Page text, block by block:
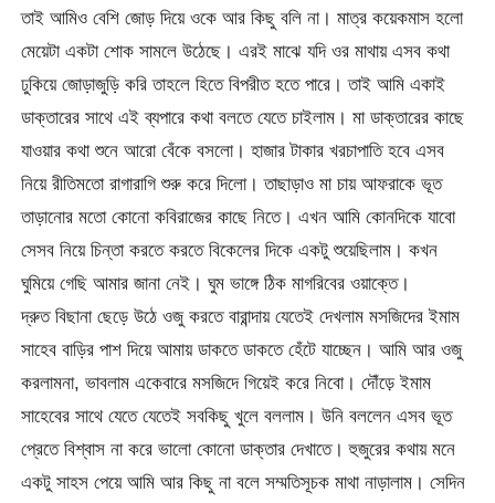
তাই আমিও বেশি জোড় দিয়ে ওকে আর কিছু বলি না। মাত্র কয়েকমাস হলো
মেয়েটা একটা শোক সামলে উঠেছে। এরই মাঝে যদি ওর মাথায় এসব কথা
ঢুকিয়ে জোড়াজুড়ি করি তাহলে হিতে বিপরীত হতে পারে। তাই আমি একাই
ডাক্তারের সাথে এই ব্যপারে কথা বলতে যেতে চাইলাম। মা ডাক্তারের কাছে
যাওয়ার কথা শুনে আরো বেঁকে বসলো। হাজার টাকার খরচাপাতি হবে এসব
নিয়ে রীতিমতো রাগারাগি শুরু করে দিলো। তাছাড়াও মা চায় আফরাকে ভূত
তাড়ানোর মতো কোনো কবিরাজের কাছে নিতে। এখন আমি কোনদিকে যাবো
সেসব নিয়ে চিন্তা করতে করতে বিকেলের দিকে একটু শুয়েছিলাম। কখন
ঘুমিয়ে গেছি আমার জানা নেই। ঘুম ভাঙ্গে ঠিক মাগরিবের ওয়াক্তে।
দ্রুত বিছানা ছেড়ে উঠে ওজু করতে বারান্দায় যেতেই দেখলাম মসজিদের ইমাম
সাহেব বাড়ির পাশ দিয়ে আমায় ডাকতে ডাকতে হেঁটে যাচ্ছেন। আমি আর ওজু
করলামনা, ভাবলাম একেবারে মসজিদে গিয়েই করে নিবো। দৌঁড়ে ইমাম
সাহেবের সাথে যেতে যেতেই সবকিছু খুলে বললাম। উনি বললেন এসব ভূত
প্রেতে বিশ্বাস না করে ভালো কোনো ডাক্তার দেখাতে। হুজুরের কথায় মনে
একটু সাহস পেয়ে আমি আর কিছু না বলে সম্মতিসূচক মাথা নাড়ালাম। সেদিন